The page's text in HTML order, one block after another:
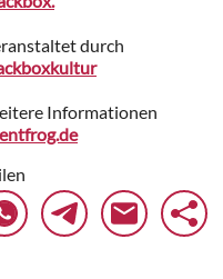
durch
Informationen